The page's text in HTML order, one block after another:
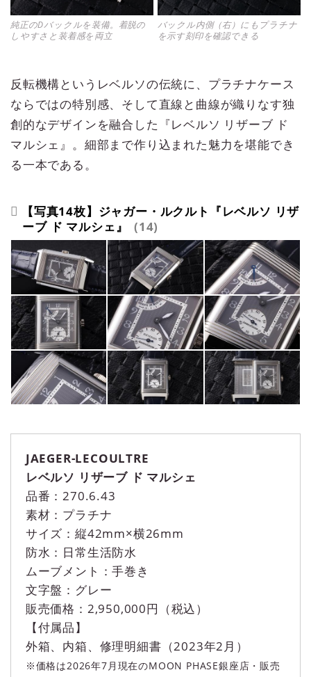
純正のDバックルを装備。着脱の
しやすさと装着感を両立
バックル内側（右）にもプラチナ
を示す刻印を確認できる
反転機構というレベルソの伝統に、プラチナケース
ならではの特別感、そして直線と曲線が織りなす独
創的なデザインを融合した『レベルソ リザーブ ド
マルシェ』。細部まで作り込まれた魅力を堪能でき
る一本である。
【写真14枚】ジャガー・ルクルト『レベルソ リザ
ーブ ド マルシェ』
14
JAEGER-LECOULTRE
レベルソ リザーブ ド マルシェ
品番：270.6.43
素材：プラチナ
サイズ：縦42mm×横26mm
防水：日常生活防水
ムーブメント：手巻き
文字盤：グレー
販売価格：2,950,000円（税込）
【付属品】
外箱、内箱、修理明細書（2023年2月）
※価格は2026年7月現在のMOON PHASE銀座店・販売